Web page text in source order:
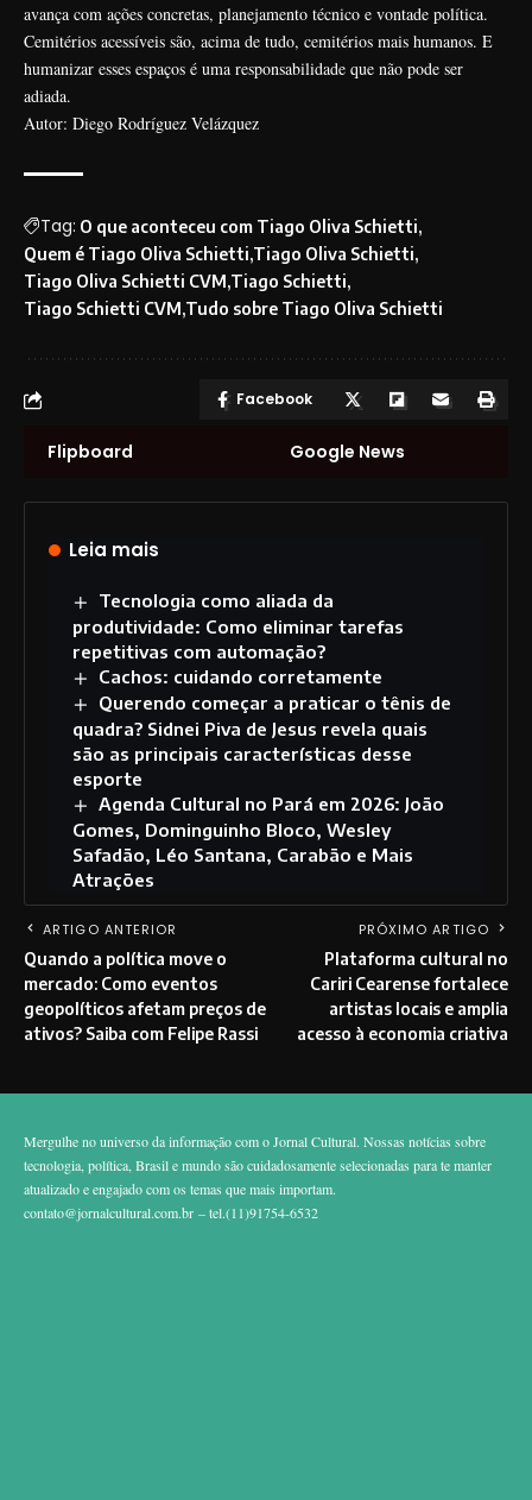
avança com ações concretas, planejamento técnico e vontade política.
Cemitérios acessíveis são, acima de tudo, cemitérios mais humanos. E
humanizar esses espaços é uma responsabilidade que não pode ser
adiada.
Autor: Diego Rodríguez Velázquez
Tag: O que aconteceu com Tiago Oliva Schietti
Quem é Tiago Oliva Schietti Tiago Oliva Schietti
Tiago Oliva Schietti CVM Tiago Schietti
Tiago Schietti CVM Tudo sobre Tiago Oliva Schietti
Facebook
Flipboard Google News
Leia mais
Tecnologia como aliada da
produtividade: Como eliminar tarefas
repetitivas com automação?
Cachos: cuidando corretamente
Querendo começar a praticar o tênis de
quadra? Sidnei Piva de Jesus revela quais
são as principais características desse
esporte
Agenda Cultural no Pará em 2026: João
Gomes, Dominguinho Bloco, Wesley
Safadão, Léo Santana, Carabão e Mais
Atrações
ARTIGO ANTERIOR
Quando a política move o
mercado: Como eventos
geopolíticos afetam preços de
ativos? Saiba com Felipe Rassi
PRÓXIMO ARTIGO
Plataforma cultural no
Cariri Cearense fortalece
artistas locais e amplia
acesso à economia criativa
Mergulhe no universo da informação com o Jornal Cultural. Nossas notícias sobre
tecnologia, política, Brasil e mundo são cuidadosamente selecionadas para te manter
atualizado e engajado com os temas que mais importam.
contato@jornalcultural.com.br – tel.(11)91754-6532